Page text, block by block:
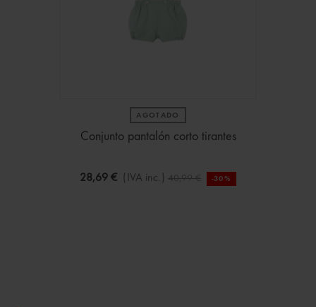
AGOTADO
Conjunto pantalón corto tirantes
28,69 € (IVA inc.) 40,99 € -30%